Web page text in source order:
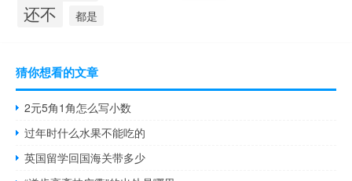
还不 都是
猜你想看的文章
2元5角1角怎么写小数
过年时什么水果不能吃的
英国留学回国海关带多少